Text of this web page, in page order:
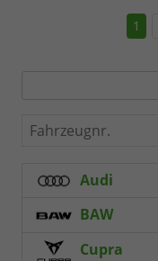
1
Fahrzeugnr.
Audi
BAW
Cupra